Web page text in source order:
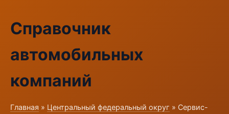
Справочник
автомобильных
компаний
Главная » Центральный федеральный округ » Сервис-